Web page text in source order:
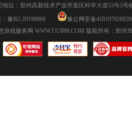
址：郑州高新技术产业开发区科学大道53号3号
豫B2-20190069
豫公网安备
游戏服务网 WWW.UU898.COM 版权所有：郑州